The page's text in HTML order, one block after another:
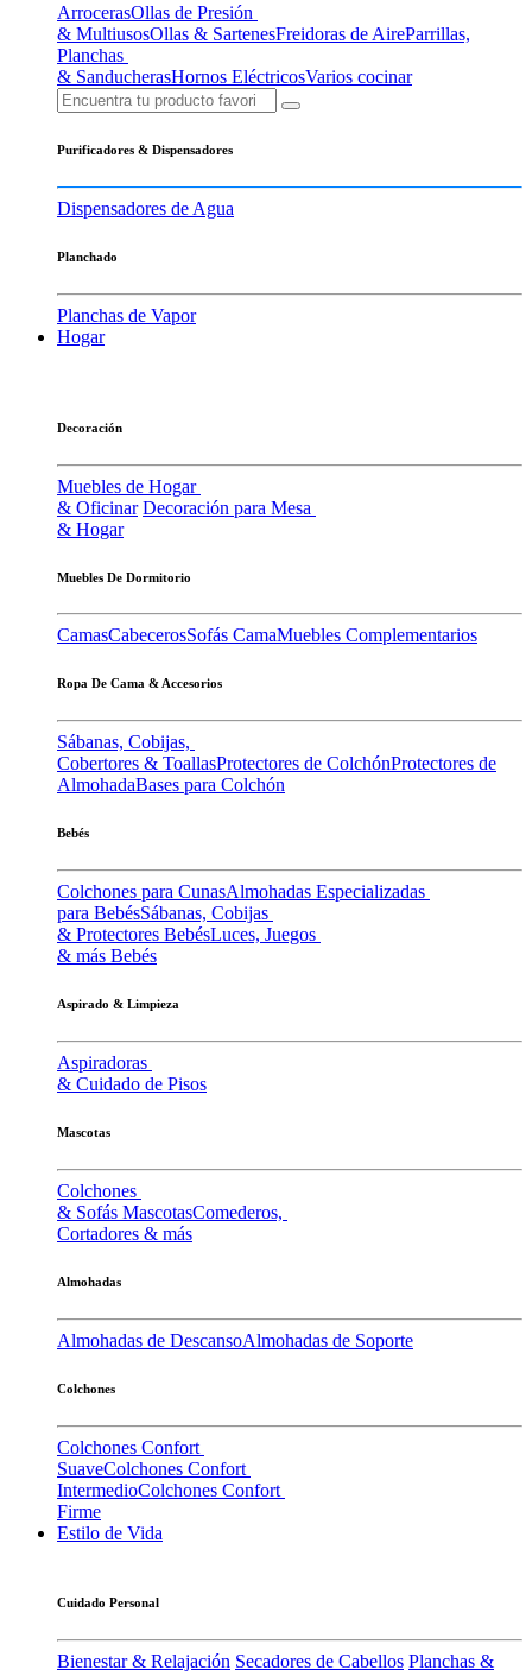
ArrocerasOllas de Presión
& MultiusosOllas & SartenesFreidoras de AireParrillas,
Planchas
& SanducherasHornos EléctricosVarios cocinar
Purificadores & Dispensadores
Dispensadores de Agua
Planchado
Planchas de Vapor
Hogar
Decoración
Muebles de Hogar
& Oficinar Decoración para Mesa
& Hogar
Muebles De Dormitorio
CamasCabecerosSofás CamaMuebles Complementarios
Ropa De Cama & Accesorios
Sábanas, Cobijas,
Cobertores & ToallasProtectores de ColchónProtectores de
AlmohadaBases para Colchón
Bebés
Colchones para CunasAlmohadas Especializadas
para BebésSábanas, Cobijas
& Protectores BebésLuces, Juegos
& más Bebés
Aspirado & Limpieza
Aspiradoras
& Cuidado de Pisos
Mascotas
Colchones
& Sofás MascotasComederos,
Cortadores & más
Almohadas
Almohadas de DescansoAlmohadas de Soporte
Colchones
Colchones Confort
SuaveColchones Confort
IntermedioColchones Confort
Firme
Estilo de Vida
Cuidado Personal
Bienestar & Relajación Secadores de Cabellos Planchas &